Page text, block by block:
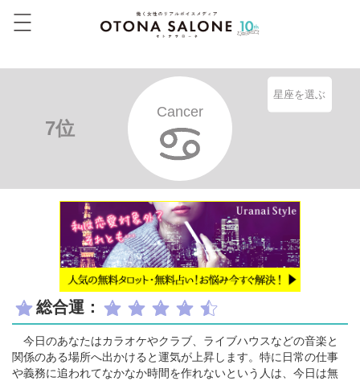
7位
Cancer
星座を選ぶ
総合運：
今日のあなたはカラオケやクラブ、ライブハウスなどの音楽と
関係のある場所へ出かけると運気が上昇します。特に日常の仕事
や義務に追われてなかなか時間を作れないという人は、今日は無